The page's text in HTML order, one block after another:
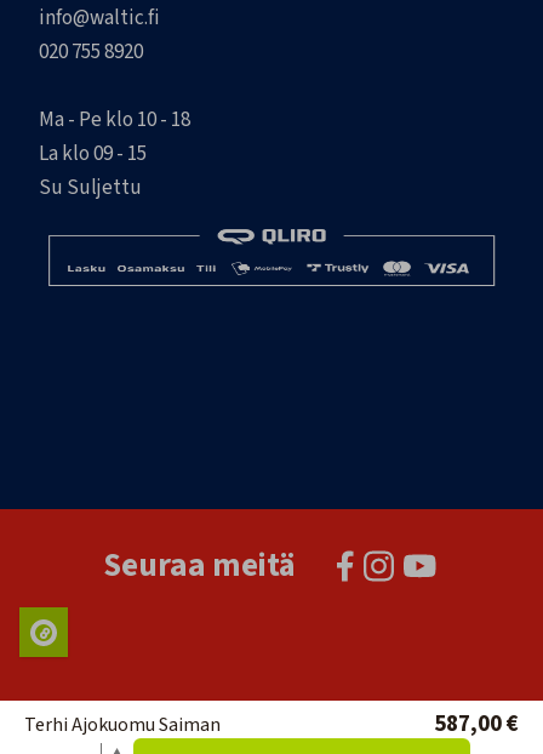
Terhi Ajokuomu Saiman 587,00 €
info@waltic.fi
020 755 8920
Ma - Pe klo 10 - 18
La klo 09 - 15
Su Suljettu
Seuraa meitä